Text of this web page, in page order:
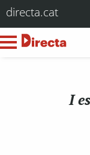
directa.cat
I